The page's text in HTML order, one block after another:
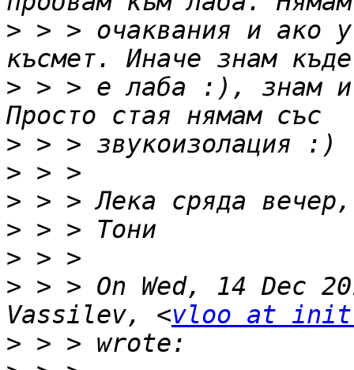
> > > очаквания и ако
> > > е лаба :), знам и
>
>
>
>
>
> > > On Wed, 14 Dec
Vassilev, <vloo at
>